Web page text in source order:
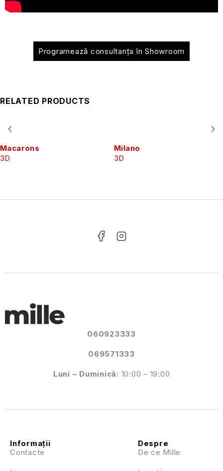
Programează consultanța în Showroom
RELATED PRODUCTS
Macarons
3D
Milano
3D
060923333
069571333
Luni – Duminică: 10:00 – 19:00
Despre
De ce Mille
Informații
Contacte